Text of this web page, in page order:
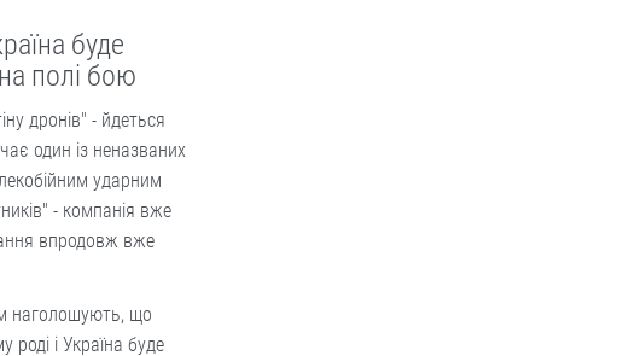
буде
полі бою
дронів" - йдеться
один із неназваних
ударним
- компанія вже
впродовж вже
наголошують, що
і Україна буде